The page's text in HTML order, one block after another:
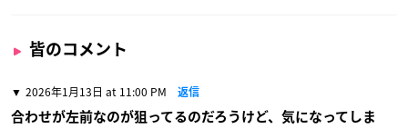
皆のコメント
2026年1月13日 at 11:00 PM 返信
合わせが左前なのが狙ってるのだろうけど、気になってしま